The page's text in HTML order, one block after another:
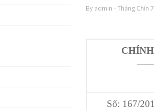
By admin - Tháng Chín
Số: 167/